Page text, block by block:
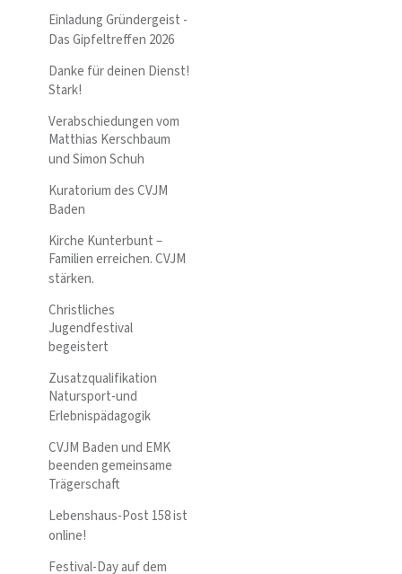
Einladung Gründergeist -
Das Gipfeltreffen 2026
Danke für deinen Dienst!
Stark!
Verabschiedungen vom
Matthias Kerschbaum
und Simon Schuh
Kuratorium des CVJM
Baden
Kirche Kunterbunt –
Familien erreichen. CVJM
stärken.
Christliches
Jugendfestival
begeistert
Zusatzqualifikation
Natursport-und
Erlebnispädagogik
CVJM Baden und EMK
beenden gemeinsame
Trägerschaft
Lebenshaus-Post 158 ist
online!
Festival-Day auf dem